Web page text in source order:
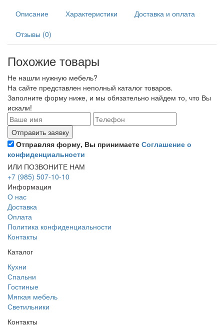
Описание Характеристики Доставка и оплата
Отзывы (0)
Похожие товары
Не нашли нужную мебель?
На сайте представлен неполный каталог товаров.
Заполните форму ниже, и мы обязательно найдем то, что Вы
искали!
Отправляя форму, Вы принимаете Соглашение о
конфиденциальности
ИЛИ ПОЗВОНИТЕ НАМ
+7 (985) 507-10-10
Информация
О нас
Доставка
Оплата
Политика конфиденциальности
Контакты
Каталог
Кухни
Спальни
Гостиные
Мягкая мебель
Светильники
Контакты